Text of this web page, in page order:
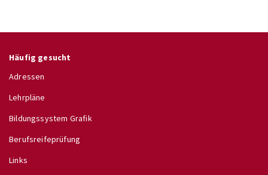
Häufig gesucht
Adressen
Lehrpläne
Bildungssystem Grafik
Berufsreifeprüfung
Links